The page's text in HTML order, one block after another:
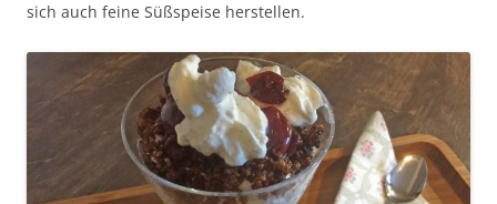
sich auch feine Süßspeise herstellen.